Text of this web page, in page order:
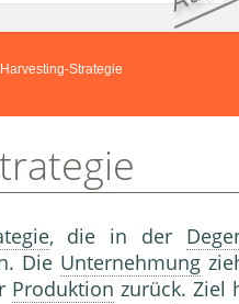
Strategie
, die in der
Die Unternehmung
Produktion zurück. Ziel